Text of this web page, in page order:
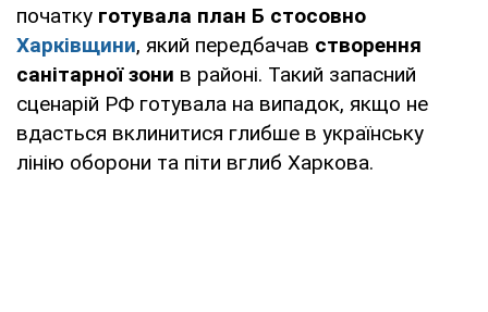
початку готувала план Б стосовно
Харківщини, який передбачав створення
санітарної зони в районі. Такий запасний
сценарій РФ готувала на випадок, якщо не
вдасться вклинитися глибше в українську
лінію оборони та піти вглиб Харкова.